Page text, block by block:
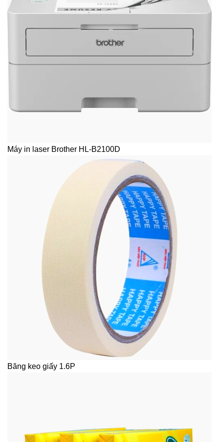
Máy in laser Brother HL-B2100D
Băng keo giấy 1.6P